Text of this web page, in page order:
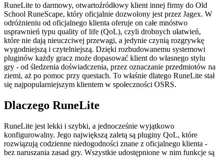
RuneLite to darmowy, otwartoźródłowy klient innej firmy do Old
School RuneScape, który oficjalnie dozwolony jest przez Jagex. W
odróżnieniu od oficjalnego klienta oferuje on całe mnóstwo
usprawnień typu quality of life (QoL), czyli drobnych ułatwień,
które nie dają nieuczciwej przewagi, a jedynie czynią rozgrywkę
wygodniejszą i czytelniejszą. Dzięki rozbudowanemu systemowi
pluginów każdy gracz może dopasować klient do własnego stylu
gry - od śledzenia doświadczenia, przez oznaczanie przedmiotów na
ziemi, aż po pomoc przy questach. To właśnie dlatego RuneLite stał
się najpopularniejszym klientem w społeczności OSRS.
Dlaczego RuneLite
RuneLite jest lekki i szybki, a jednocześnie wyjątkowo
konfigurowalny. Jego największą zaletą są pluginy QoL, które
rozwiązują codzienne niedogodności znane z oficjalnego klienta -
bez naruszania zasad gry. Wszystkie udostępnione w nim funkcje są